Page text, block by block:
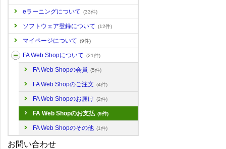
eラーニングについて (33件)
ソフトウェア登録について (12件)
マイページについて (9件)
FA Web Shopについて (21件)
FA Web Shopの会員 (5件)
FA Web Shopのご注文 (4件)
FA Web Shopのお届け (2件)
FA Web Shopのお支払 (9件)
FA Web Shopのその他 (1件)
お問い合わせ